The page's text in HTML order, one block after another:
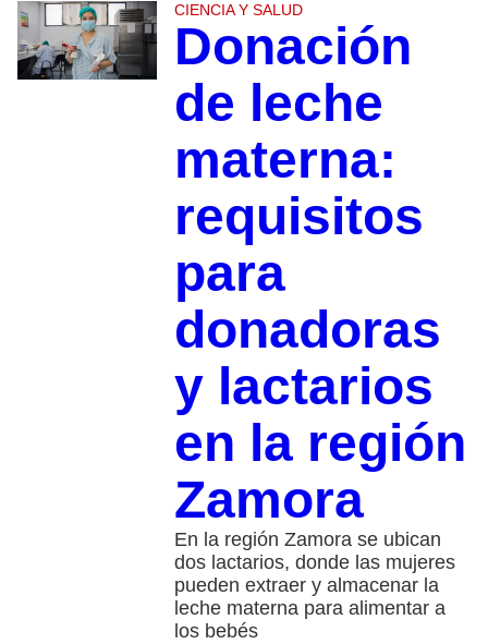
CIENCIA Y SALUD
Donación
de leche
materna:
requisitos
para
donadoras
y lactarios
en la región
Zamora
En la región Zamora se ubican
dos lactarios, donde las mujeres
pueden extraer y almacenar la
leche materna para alimentar a
los bebés